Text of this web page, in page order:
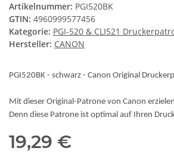
Artikelnummer: PGI520BK
GTIN: 4960999577456
Kategorie: PGI-520 & CLI521
Hersteller: CANON
PGI520BK - schwarz - Canon Original
Mit dieser Original-Patrone von Canon
Denn diese Patrone ist optimal auf Ihren
19,29 €